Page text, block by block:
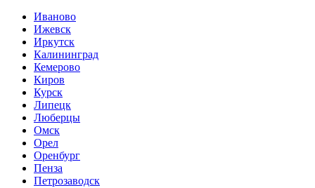
Иваново
Ижевск
Иркутск
Калининград
Кемерово
Киров
Курск
Липецк
Люберцы
Омск
Орел
Оренбург
Пенза
Петрозаводск